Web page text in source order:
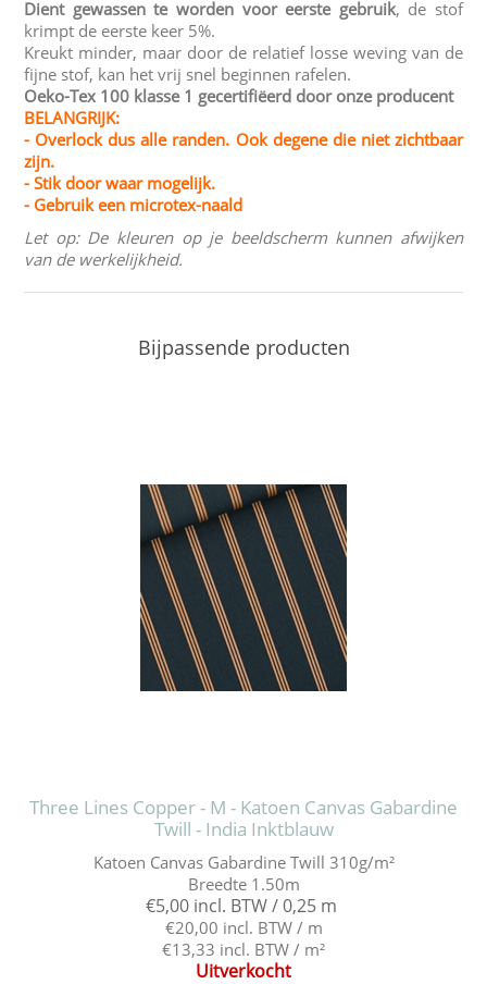
Dient gewassen te worden voor eerste gebruik, de stof
krimpt de eerste keer 5%.
Kreukt minder, maar door de relatief losse weving van de
fijne stof, kan het vrij snel beginnen rafelen.
Oeko-Tex 100 klasse 1 gecertifiëerd door onze producent
BELANGRIJK:
- Overlock dus alle randen. Ook degene die niet zichtbaar
zijn.
- Stik door waar mogelijk.
- Gebruik een microtex-naald
Let op: De kleuren op je beeldscherm kunnen afwijken
van de werkelijkheid.
Bijpassende producten
Three Lines Copper - M - Katoen Canvas Gabardine
Twill - India Inktblauw
Katoen Canvas Gabardine Twill 310g/m²
Breedte 1.50m
€5,00 incl. BTW / 0,25 m
€20,00 incl. BTW / m
€13,33 incl. BTW / m²
Uitverkocht